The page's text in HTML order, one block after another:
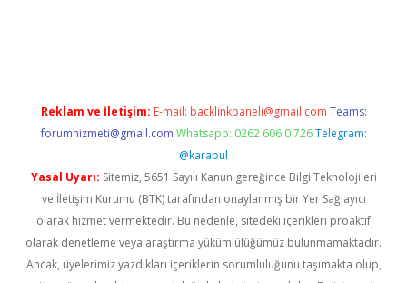
Reklam ve İletişim: E-mail: backlinkpaneli@gmail.com Teams:
forumhizmeti@gmail.com Whatsapp: 0262 606 0 726 Telegram:
@karabul
Yasal Uyarı: Sitemiz, 5651 Sayılı Kanun gereğince Bilgi Teknolojileri
ve İletişim Kurumu (BTK) tarafından onaylanmış bir Yer Sağlayıcı
olarak hizmet vermektedir. Bu nedenle, sitedeki içerikleri proaktif
olarak denetleme veya araştırma yükümlülüğümüz bulunmamaktadır.
Ancak, üyelerimiz yazdıkları içeriklerin sorumluluğunu taşımakta olup,